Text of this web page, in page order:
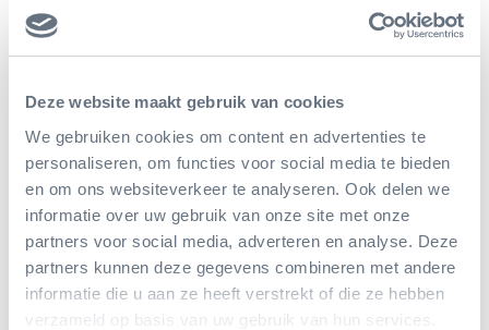
Deze website maakt gebruik van cookies
We gebruiken cookies om content en advertenties te
personaliseren, om functies voor social media te bieden
en om ons websiteverkeer te analyseren. Ook delen we
informatie over uw gebruik van onze site met onze
partners voor social media, adverteren en analyse. Deze
partners kunnen deze gegevens combineren met andere
informatie die u aan ze heeft verstrekt of die ze hebben
verzameld op basis van uw gebruik van hun services.
gerenommeerde sprekers als professor emeritus
Jan van Hooff, parkmanager en biologe Wineke
Schoo en de auteur zelf uiteraard. Honderden
gasten hebben zich ingeschreven voor het
symposium in het congrescentrum van het
Arnhemse dierenpark.